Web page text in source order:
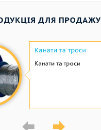
ДЛЯ ПРОДАЖУ
Канати та троси
Канати та троси